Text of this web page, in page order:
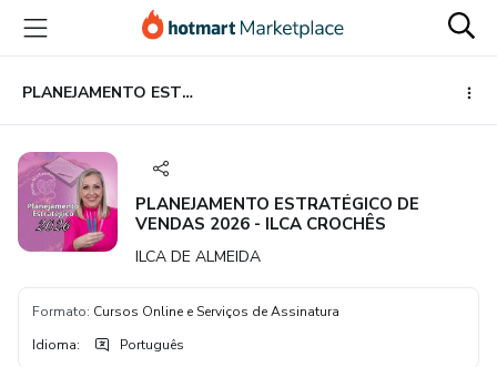
para
conteúdo
principal
para
pagamento
para
rodapé
PLANEJAMENTO ESTRATÉGICO DE VENDAS 2026 - ILCA CROCHÊS
PLANEJAMENTO ESTRATÉGICO DE
VENDAS 2026 - ILCA CROCHÊS
ILCA DE ALMEIDA
Formato: Cursos Online e Serviços de Assinatura
Idioma: Português